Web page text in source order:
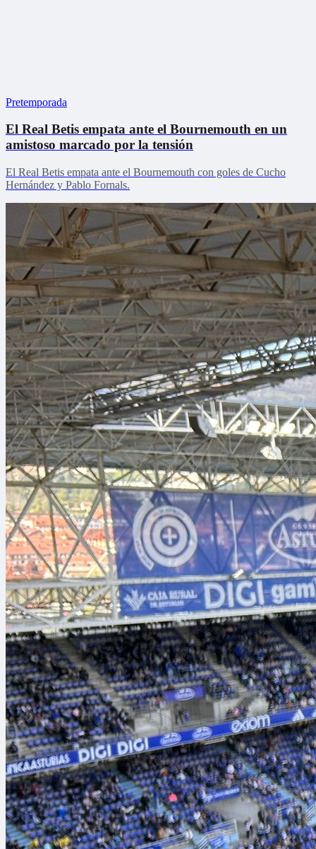
Pretemporada
El Real Betis empata ante el Bournemouth en un
amistoso marcado por la tensión
El Real Betis empata ante el Bournemouth con goles de Cucho
Hernández y Pablo Fornals.